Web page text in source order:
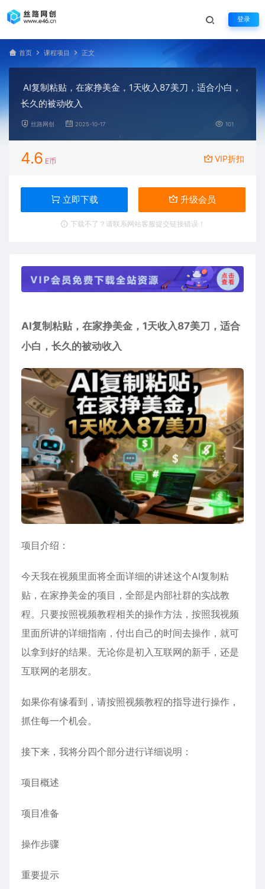
登录
首页 课程项目 正文
AI复制粘贴，在家挣美金，1天收入87美刀，适合小白，
长久的被动收入
丝路网创 2025-10-17 101
4.6 E币 VIP折扣
立即下载 升级会员
下载不了？请联系网站客服提交链接错误！
AI复制粘贴，在家挣美金，1天收入87美刀，适合
小白，长久的被动收入
项目介绍：
今天我在视频里面将全面详细的讲述这个AI复制粘
贴，在家挣美金的项目，全部是内部社群的实战教
程。只要按照视频教程相关的操作方法，按照我视频
里面所讲的详细指南，付出自己的时间去操作，就可
以拿到好的结果。无论你是初入互联网的新手，还是
互联网的老朋友。
如果你有缘看到，请按照视频教程的指导进行操作，
抓住每一个机会。
接下来，我将分四个部分进行详细说明：
项目概述
项目准备
操作步骤
重要提示